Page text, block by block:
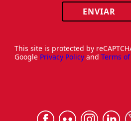
ENVIAR
This site is protected by
Google Privacy Policy and Terms